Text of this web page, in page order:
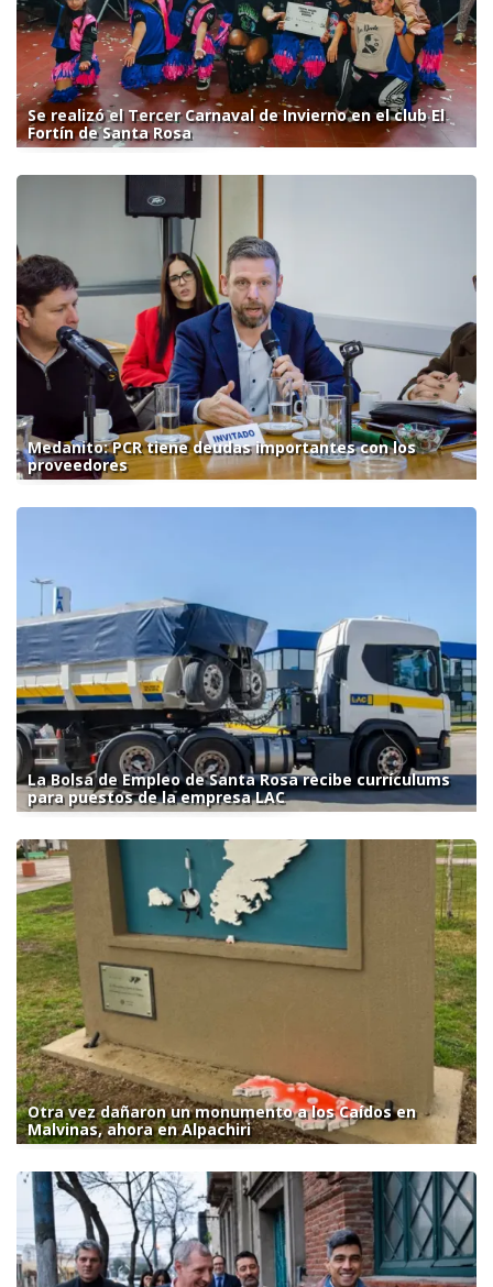
Se realizó el Tercer Carnaval de Invierno en el club El
Fortín de Santa Rosa
Medanito: PCR tiene deudas importantes con los
proveedores
La Bolsa de Empleo de Santa Rosa recibe currículums
para puestos de la empresa LAC
Otra vez dañaron un monumento a los Caídos en
Malvinas, ahora en Alpachiri